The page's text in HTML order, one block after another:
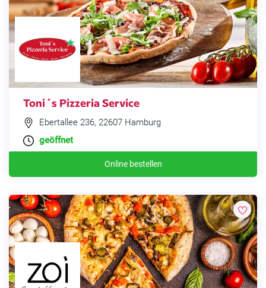
Toni´s Pizzeria Service
Ebertallee 236, 22607 Hamburg
geöffnet
Online bestellen